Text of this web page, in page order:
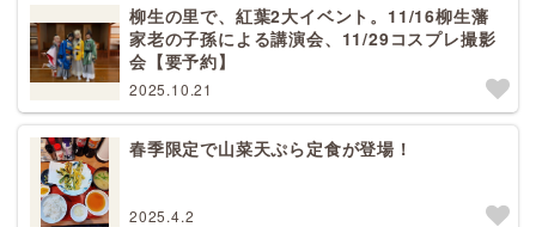
柳生の里で、紅葉2大イベント。11/16柳生藩
家老の子孫による講演会、11/29コスプレ撮影
会【要予約】
2025.10.21
春季限定で山菜天ぷら定食が登場！
2025.4.2